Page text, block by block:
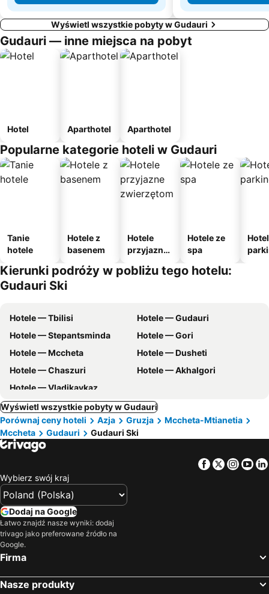
Wyświetl wszystkie pobyty w Gudauri
Gudauri — inne miejsca na pobyt
Hotel Aparthotel Aparthotel
Popularne kategorie hoteli w Gudauri
Tanie
hotele
Hotele z
basenem
Hotele
przyjazne
m
Hotele ze
spa
Kierunki podróży w pobliżu tego hotelu:
Gudauri Ski
Hotele — Tbilisi
Hotele — Gudauri
Hotele — Stepantsminda
Hotele — Gori
Hotele — Mccheta
Hotele — Dusheti
Hotele — Chaszuri
Hotele — Akhalgori
Hotele — Vladikavkaz
Wyświetl wszystkie pobyty w Gudauri
Porównaj ceny hoteli
Azja Gruzja
Mccheta-Mtianetia
Mccheta
Gudauri Gudauri Ski
Facebook
Twitter
Wybierz swój kraj
Dodaj na Google
Łatwo znajdź nasze wyniki: dodaj
trivago jako preferowane źródło na
Google.
Firma
Nasze produkty